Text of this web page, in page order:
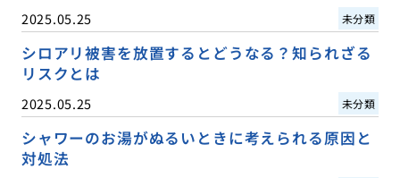
2025.05.25 未分類
シロアリ被害を放置するとどうなる？知られざる
リスクとは
2025.05.25 未分類
シャワーのお湯がぬるいときに考えられる原因と
対処法